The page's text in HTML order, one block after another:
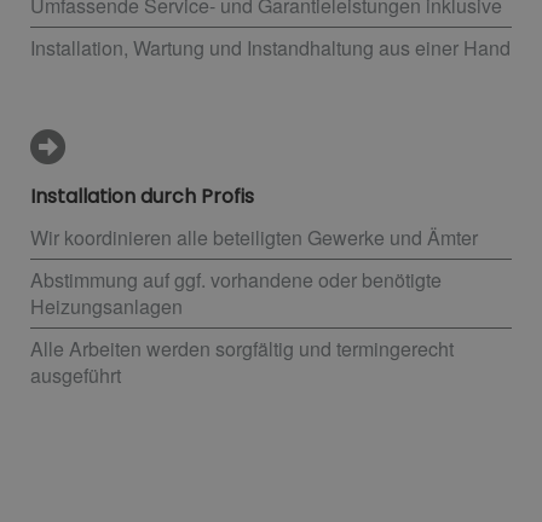
Umfassende Service- und Garantieleistungen inklusive
Installation, Wartung und Instandhaltung aus einer Hand
Installation durch Profis
Wir koordinieren alle beteiligten Gewerke und Ämter
Abstimmung auf ggf. vorhandene oder benötigte
Heizungsanlagen
Alle Arbeiten werden sorgfältig und termingerecht
ausgeführt